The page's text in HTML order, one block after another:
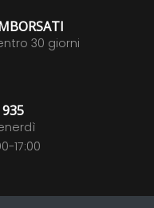
30 giorni
17:00